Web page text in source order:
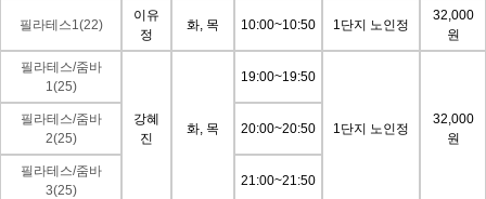
필라테스1(22)
이유
정
화, 목 10:00~10:50 1단지 노인정
32,000
원
필라테스/줌바
1(25)
강혜
진
화, 목
19:00~19:50
1단지 노인정
32,000
원
필라테스/줌바
2(25)
20:00~20:50
필라테스/줌바
3(25)
21:00~21:50